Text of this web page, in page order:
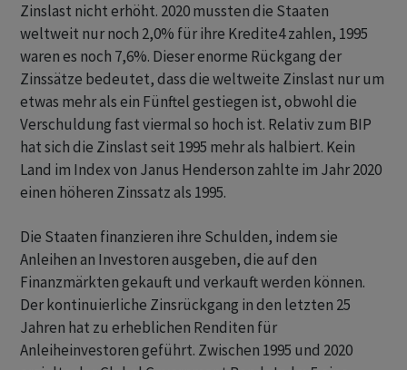
Zinslast nicht erhöht. 2020 mussten die Staaten
weltweit nur noch 2,0% für ihre Kredite4 zahlen, 1995
waren es noch 7,6%. Dieser enorme Rückgang der
Zinssätze bedeutet, dass die weltweite Zinslast nur um
etwas mehr als ein Fünftel gestiegen ist, obwohl die
Verschuldung fast viermal so hoch ist. Relativ zum BIP
hat sich die Zinslast seit 1995 mehr als halbiert. Kein
Land im Index von Janus Henderson zahlte im Jahr 2020
einen höheren Zinssatz als 1995.
Die Staaten finanzieren ihre Schulden, indem sie
Anleihen an Investoren ausgeben, die auf den
Finanzmärkten gekauft und verkauft werden können.
Der kontinuierliche Zinsrückgang in den letzten 25
Jahren hat zu erheblichen Renditen für
Anleiheinvestoren geführt. Zwischen 1995 und 2020